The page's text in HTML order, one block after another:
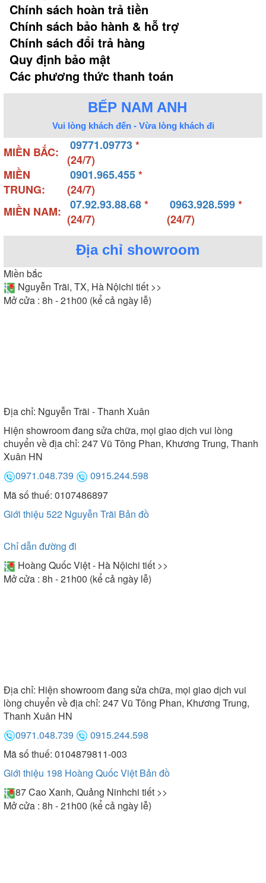
Chính sách hoàn trả tiền
Chính sách bảo hành & hỗ trợ
Chính sách đổi trả hàng
Quy định bảo mật
Các phương thức thanh toán
BẾP NAM ANH
Vui lòng khách đến - Vừa lòng khách đi
MIỀN BẮC: 09771.09773*
(24/7)
MIỀN
TRUNG:
0901.965.455*
(24/7)
MIỀN NAM:
07.92.93.88.68*
(24/7)
0963.928.599*
(24/7)
Địa chỉ showroom
Miền bắc
Nguyễn Trãi, TX, Hà Nộichi tiết >>
Mở cửa : 8h - 21h00 (kể cả ngày lễ)
Địa chỉ: Nguyễn Trãi - Thanh Xuân
Hiện showroom đang sửa chữa, mọi giao dịch vui lòng
chuyển về địa chỉ: 247 Vũ Tông Phan, Khương Trung, Thanh
Xuân HN
0971.048.739
0915.244.598
Mã số thuế: 0107486897
Giới thiệu 522 Nguyễn Trãi Bản đồ
Chỉ dẫn đường đi
Hoàng Quốc Việt - Hà Nộichi tiết >>
Mở cửa : 8h - 21h00 (kể cả ngày lễ)
Địa chỉ: Hiện showroom đang sửa chữa, mọi giao dịch vui
lòng chuyển về địa chỉ: 247 Vũ Tông Phan, Khương Trung,
Thanh Xuân HN
0971.048.739
0915.244.598
Mã số thuế: 0104879811-003
Giới thiệu 198 Hoàng Quốc Việt Bản đồ
87 Cao Xanh, Quảng Ninhchi tiết >>
Mở cửa : 8h - 21h00 (kể cả ngày lễ)